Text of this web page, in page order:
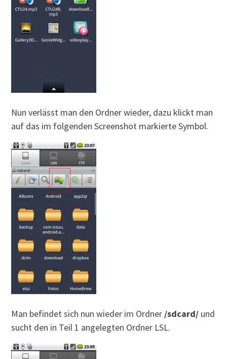
Nun verlässt man den Ordner wieder, dazu klickt man
auf das im folgenden Screenshot markierte Symbol.
Man befindet sich nun wieder im Ordner /sdcard/ und
sucht den in Teil 1 angelegten Ordner LSL.